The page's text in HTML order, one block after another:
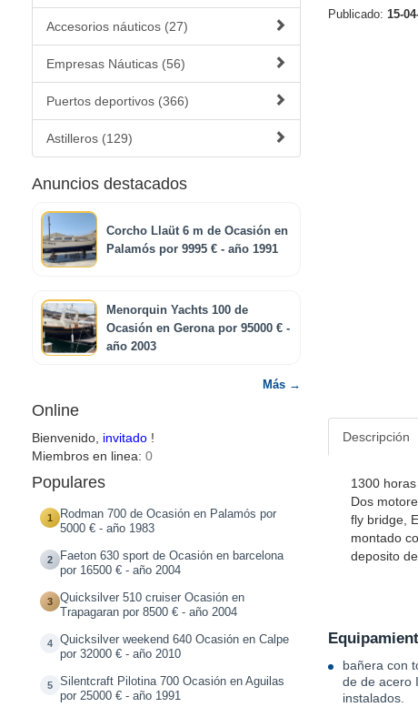
Accesorios náuticos (27)
Empresas Náuticas (56)
Puertos deportivos (366)
Astilleros (129)
Anuncios destacados
Corcho Llaüt 6 m de Ocasión en
Palamós por 9995 € - año 1991
Menorquin Yachts 100 de
Ocasión en Gerona por 95000 € -
año 2003
Más →
Online
Bienvenido, invitado !
Miembros en linea: 0
Populares
1
Rodman 700 de Ocasión en Palamós por
5000 € - año 1983
2
Faeton 630 sport de Ocasión en barcelona
por 16500 € - año 2004
3
Quicksilver 510 cruiser Ocasión en
Trapagaran por 8500 € - año 2004
4
Quicksilver weekend 640 Ocasión en Calpe
por 32000 € - año 2010
5
Silentcraft Pilotina 700 Ocasión en Aguilas
por 25000 € - año 1991
Publicado: 15-
Descripción
1300
Dos
fly bridge,
montado
deposito
bañera con
de de acero
instalados.